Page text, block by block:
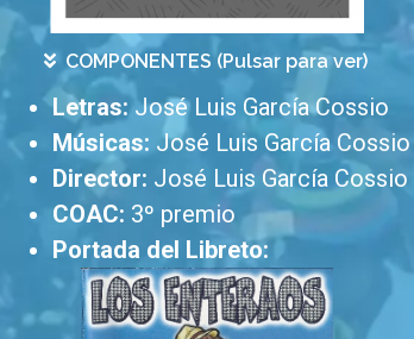
COMPONENTES (Pulsar para ver)
Letras: José Luis García Cossio
Músicas: José Luis García Cossio
Director: José Luis García Cossio
COAC: 3º premio
Portada del Libreto: